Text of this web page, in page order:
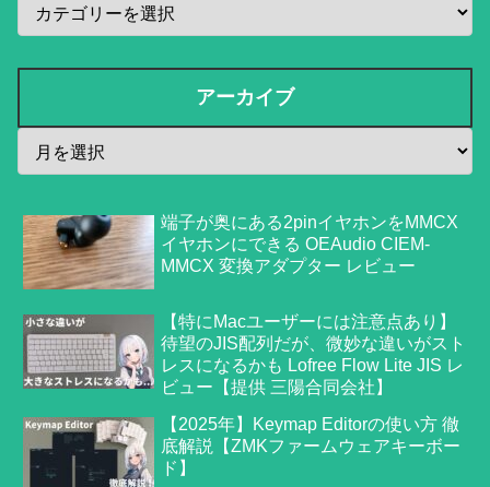
アーカイブ
端子が奥にある2pinイヤホンをMMCX
イヤホンにできる OEAudio CIEM-
MMCX 変換アダプター レビュー
【特にMacユーザーには注意点あり】
待望のJIS配列だが、微妙な違いがスト
レスになるかも Lofree Flow Lite JIS レ
ビュー【提供 三陽合同会社】
【2025年】Keymap Editorの使い方 徹
底解説【ZMKファームウェアキーボー
ド】